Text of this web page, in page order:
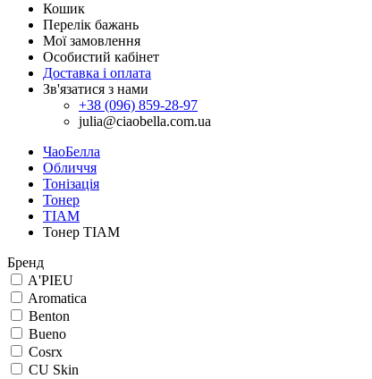
Кошик
Перелік бажань
Мої замовлення
Особистий кабінет
Доставка і оплата
Зв'язатися з нами
+38 (096) 859-28-97
julia@ciaobella.com.ua
ЧаоБелла
Обличчя
Тонізація
Тонер
TIAM
Тонер TIAM
Бренд
A'PIEU
Aromatica
Benton
Bueno
Cosrx
CU Skin